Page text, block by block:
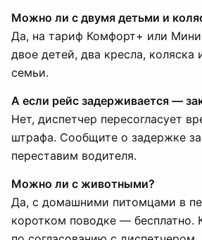
Можно ли с двумя детьми и
Да, на тариф Комфорт+ или
двое детей, два кресла,
семьи.
А если рейс задерживается —
Нет, диспетчер пересогласует
штрафа. Сообщите о задержке
переставим водителя.
Можно ли с животными?
Да, с домашними питомцами в
коротком поводке — бесплатно.